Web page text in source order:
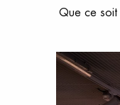
Que ce soit